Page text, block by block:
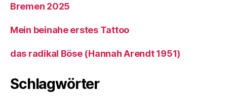
Bremen 2025
Mein beinahe erstes Tattoo
das radikal Böse (Hannah Arendt 1951)
Schlagwörter